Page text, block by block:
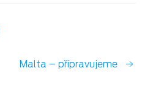
Malta – připravujeme